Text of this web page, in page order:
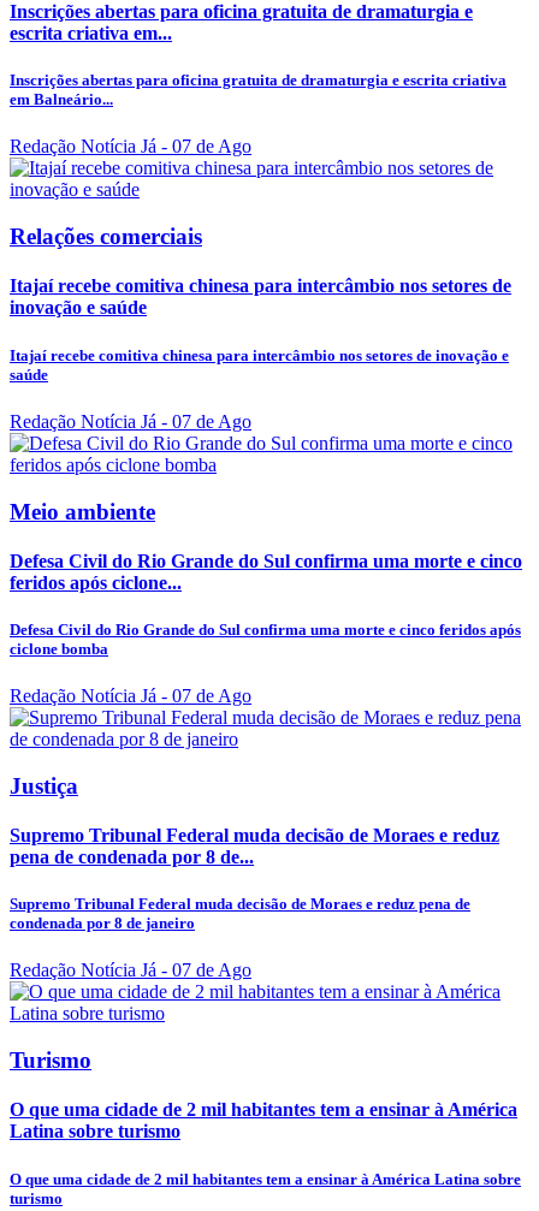
Inscrições abertas para oficina gratuita de dramaturgia e
escrita criativa em...
Inscrições abertas para oficina gratuita de dramaturgia e escrita criativa
em Balneário...
Redação Notícia Já - 07 de Ago
Relações comerciais
Itajaí recebe comitiva chinesa para intercâmbio nos setores de
inovação e saúde
Itajaí recebe comitiva chinesa para intercâmbio nos setores de inovação e
saúde
Redação Notícia Já - 07 de Ago
Meio ambiente
Defesa Civil do Rio Grande do Sul confirma uma morte e cinco
feridos após ciclone...
Defesa Civil do Rio Grande do Sul confirma uma morte e cinco feridos após
ciclone bomba
Redação Notícia Já - 07 de Ago
Justiça
Supremo Tribunal Federal muda decisão de Moraes e reduz
pena de condenada por 8 de...
Supremo Tribunal Federal muda decisão de Moraes e reduz pena de
condenada por 8 de janeiro
Redação Notícia Já - 07 de Ago
Turismo
O que uma cidade de 2 mil habitantes tem a ensinar à América
Latina sobre turismo
O que uma cidade de 2 mil habitantes tem a ensinar à América Latina sobre
turismo